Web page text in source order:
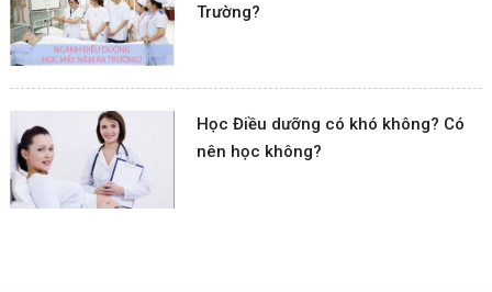
Trường?
Học Điều dưỡng có khó không? Có
nên học không?